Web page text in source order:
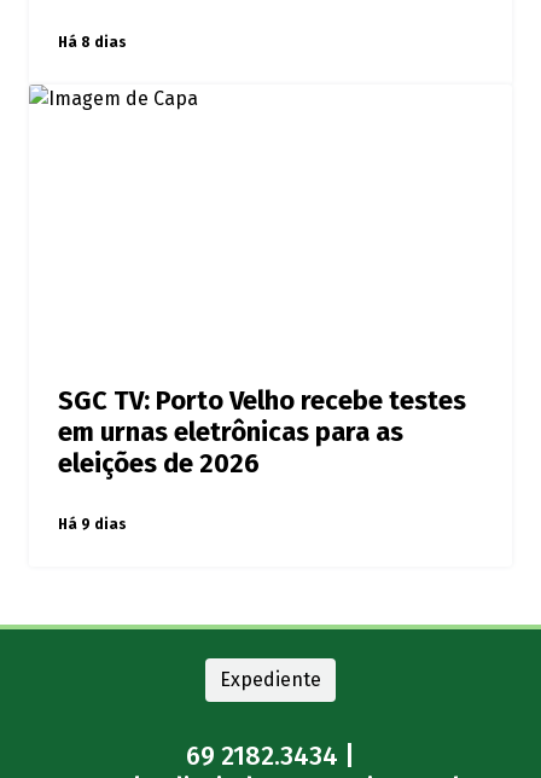
Há 8 dias
SGC TV: Porto Velho recebe testes
em urnas eletrônicas para as
eleições de 2026
Há 9 dias
Expediente
69 2182.3434 |